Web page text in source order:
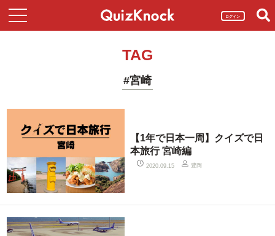
ログイン
TAG
#宮崎
【1年で日本一周】クイズで日
本旅行 宮崎編
2020.09.15 豊岡